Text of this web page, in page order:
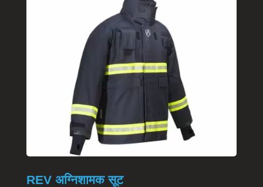
REV अग्निशामक सूट